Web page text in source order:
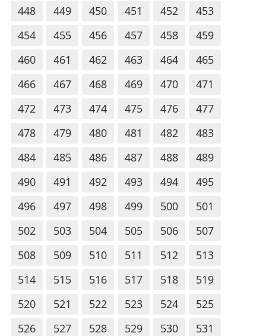
448 449 450 451 452
453
454
455 456 457 458
459
460
461 462 463 464
465
466
467 468 469 470
471
472
473 474 475 476
477
478
479 480 481 482
483
484
485 486 487 488
489
490
491 492 493 494
495
496
497 498 499 500
501
502
503 504 505 506
507
508
509 510 511 512
513
514
515 516 517 518
519
520
521 522 523 524
525
526
527 528 529 530
531